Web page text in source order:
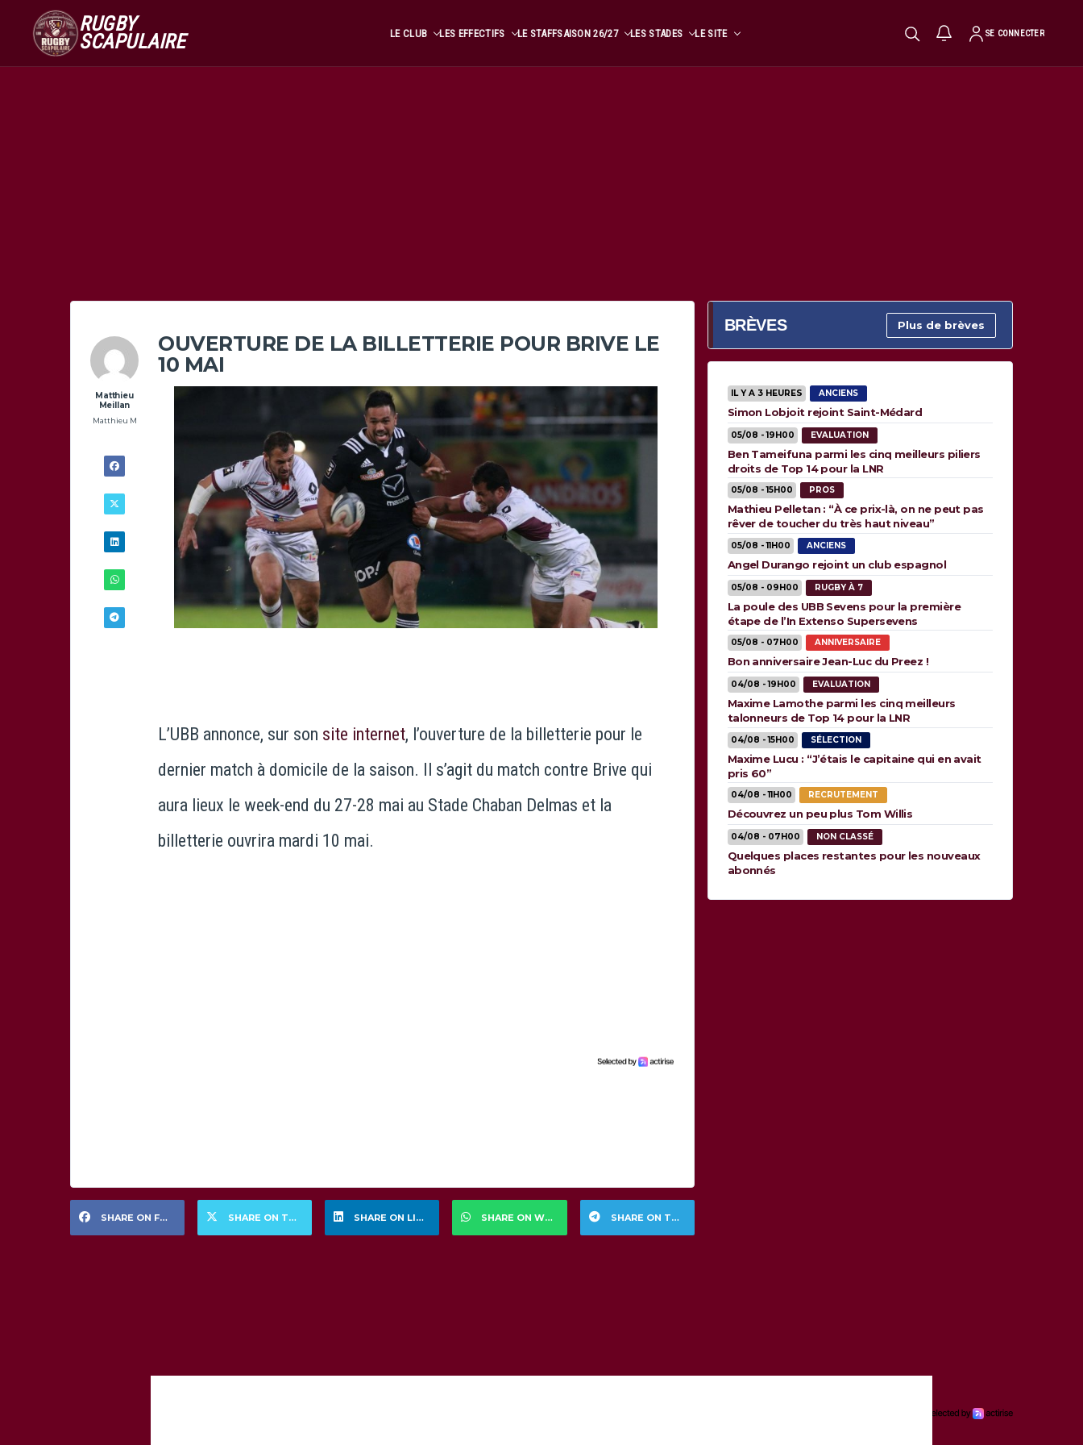
RUGBY
SCAPULAIRE LE CLUB LES EFFECTIFS LE STAFFSAISON 26/27 LES STADES LE SITE SE CONNECTER
Matthieu
Meillan
Matthieu M
OUVERTURE DE LA BILLETTERIE POUR BRIVE LE
10 MAI
L’UBB annonce, sur son site internet, l’ouverture de la billetterie pour le
dernier match à domicile de la saison. Il s’agit du match contre Brive qui
aura lieux le week-end du 27-28 mai au Stade Chaban Delmas et la
billetterie ouvrira mardi 10 mai.
SHARE ON FACEBOOK SHARE ON TWITTER SHARE ON LINKEDIN SHARE ON WHATSAPP SHARE ON TELEGRAM
BRÈVES Plus de brèves
IL Y A 3 HEURES ANCIENS
Simon Lobjoit rejoint Saint-Médard
05/08 - 19H00 EVALUATION
Ben Tameifuna parmi les cinq meilleurs piliers
droits de Top 14 pour la LNR
05/08 - 15H00 PROS
Mathieu Pelletan : “À ce prix-là, on ne peut pas
rêver de toucher du très haut niveau”
05/08 - 11H00 ANCIENS
Angel Durango rejoint un club espagnol
05/08 - 09H00 RUGBY À 7
La poule des UBB Sevens pour la première
étape de l’In Extenso Supersevens
05/08 - 07H00 ANNIVERSAIRE
Bon anniversaire Jean-Luc du Preez !
04/08 - 19H00 EVALUATION
Maxime Lamothe parmi les cinq meilleurs
talonneurs de Top 14 pour la LNR
04/08 - 15H00 SÉLECTION
Maxime Lucu : “J’étais le capitaine qui en avait
pris 60”
04/08 - 11H00 RECRUTEMENT
Découvrez un peu plus Tom Willis
04/08 - 07H00 NON CLASSÉ
Quelques places restantes pour les nouveaux
abonnés